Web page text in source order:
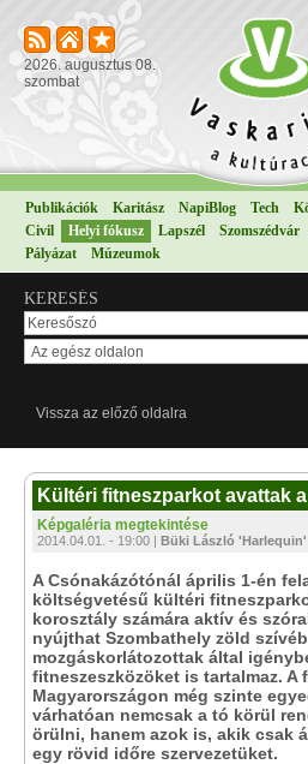
2026. augusztus 08.
szombat
Publikációk Karitász NapiBlog Tech
Civil
Helyi fókusz Lapszél Szomszédvár
Pályázat
Múzeumok
KERESÉS
Vissza az előző oldalra
Kültéri fitneszparkot avattak
Képgaléria megtekintése
2014.04.01. - 19:00 | Büki László 'Harlequin'
A Csónakázótónál április 1-én
költségvetésű kültéri
korosztály számára aktív és
nyújthat Szombathely zöld
mozgáskorlátozottak által
fitneszeszközöket is tartalmaz. A
Magyarországon még szinte
várhatóan nemcsak a tó körül
örülni, hanem azok is, akik csak
egy rövid időre szervezetüket.